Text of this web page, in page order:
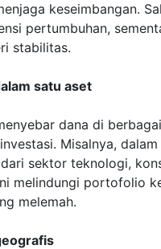
keseimbangan.
pertumbuhan,
stabilitas.
satu aset
dana di
Misalnya, dalam
sektor teknologi,
melindungi portofolio
melemah.